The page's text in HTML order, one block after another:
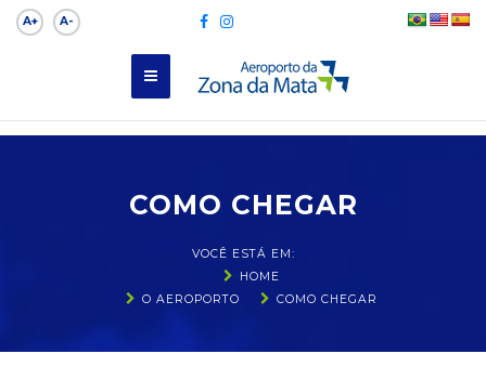
A+ A-
COMO CHEGAR
VOCÊ ESTÁ EM:
HOME
O AEROPORTO
COMO CHEGAR